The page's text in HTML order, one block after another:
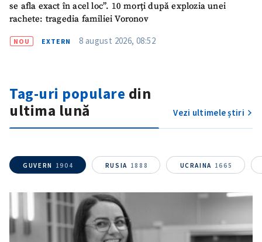
se afla exact în acel loc”. 10 morți după explozia unei
rachete: tragedia familiei Voronov
NOU EXTERN 8 august 2026, 08:52
Tag-uri populare din
ultima lună
Vezi ultimele știri
GUVERN 1904 RUSIA 1888 UCRAINA 1665